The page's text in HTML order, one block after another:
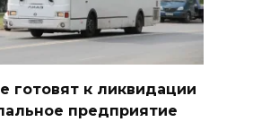
готовят к ликвидации
предприятие